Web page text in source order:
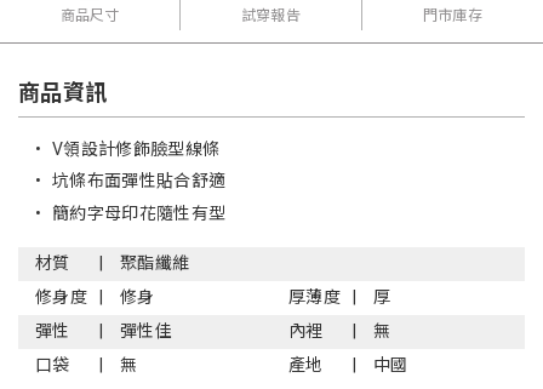
商品尺寸 試穿報告 門市庫存
商品資訊
• V領設計修飾臉型線條
• 坑條布面彈性貼合舒適
• 簡約字母印花隨性有型
材質
聚酯纖維
修身度
修身 厚薄度
厚
彈性
彈性佳 內裡
無
口袋
無 產地 中國